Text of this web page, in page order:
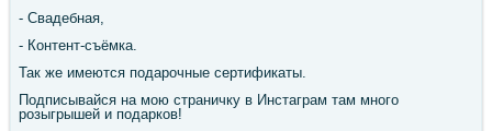
- Свадебная,
- Контент-съёмка.
Так же имеются подарочные сертификаты.
Подписывайся на мою страничку в Инстаграм там много
розыгрышей и подарков!